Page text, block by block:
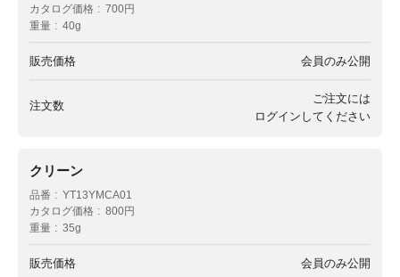
カタログ価格
700円
重量
40g
販売価格 会員のみ公開
注文数
ご注文には
ログイン してください
クリーン
品番
YT13YMCA01
カタログ価格
800円
重量
35g
販売価格 会員のみ公開